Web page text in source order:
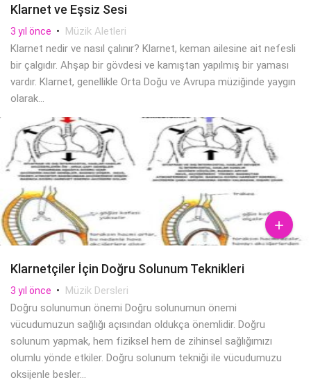
Klarnet ve Eşsiz Sesi
3 yıl önce • Müzik Aletleri
Klarnet nedir ve nasıl çalınır? Klarnet, keman ailesine ait nefesli
bir çalgıdır. Ahşap bir gövdesi ve kamıştan yapılmış bir yaması
vardır. Klarnet, genellikle Orta Doğu ve Avrupa müziğinde yaygın
olarak...

Klarnetçiler İçin Doğru Solunum Teknikleri
3 yıl önce • Müzik Dersleri
Doğru solunumun önemi Doğru solunumun önemi
vücudumuzun sağlığı açısından oldukça önemlidir. Doğru
solunum yapmak, hem fiziksel hem de zihinsel sağlığımızı
olumlu yönde etkiler. Doğru solunum tekniği ile vücudumuzu
oksijenle besler...